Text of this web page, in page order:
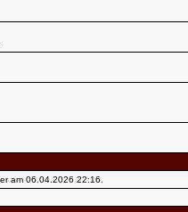
am 06.04.2026 22:16